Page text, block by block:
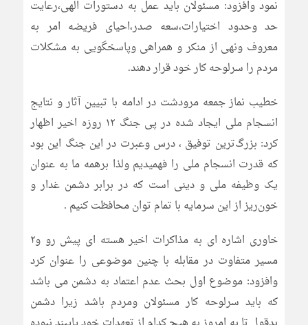
نمود وافزود: مسئولان باید عمل به دستورات الهی،رعایت
حد وحدود اختیارات،سعه صدر،احیای فریضه امر به
معروف ونهی از منکر و همراهی وپاسخگویی به مشکلات
مردم را سرلوحه کار خود قرار دهند.
خطیب نماز جمعه مرودشت در ادامه با تبیین آثار و نتایج
انسجام ملی ایجاد شده در پی جنگ ۱۲ روزه اخیر اظهار
کرد: بزرگ‌ترین توفیق ، درس وعبرت در این جنگ این بود
که قدرت انسجام ملی را فهمیدیم ولذا برهمه ما به عنوان
یک وظیفه ملی و دینی است که در برابر دشمن غدار و
خون‌ریز از این سرمایه با تمام توان محافظت کنیم .
خاوری اشاره ای به مذاکرات اخیر هسته ای پیش رو و۲
مسیر متفاوت در مقابله با چنین موضوعی را عنوان کرد
وافزود: موضوع اول بحث عدم اعتماد به دشمن می باشد
که باید سرلوحه کار مسئولان ومردم باشد زیرا دشمن